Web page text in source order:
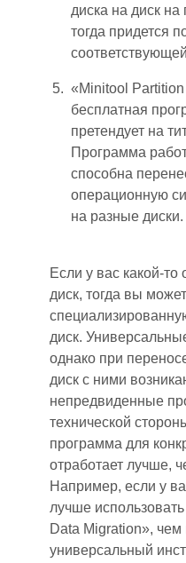
диска на диск
тогда придется
«Minitool
бесплатная
претендует на
Программа
способна
операционную
на разные диски.
Если у вас какой-то
диск, тогда вы
диск.
однако при
диск с ними
непредвиденные
технической
программа для
отработает лучше,
Например, если у
лучше
Data Migration», чем
универсальный